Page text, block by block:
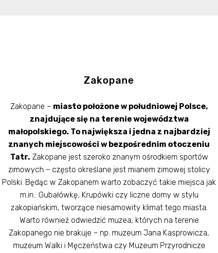
Zakopane
Zakopane – miasto położone w południowej Polsce,
znajdujące się na terenie województwa
małopolskiego. To największa i jedna z najbardziej
znanych miejscowości w bezpośrednim otoczeniu
Tatr. Zakopane jest szeroko znanym ośrodkiem sportów
zimowych – często określane jest mianem zimowej stolicy
Polski. Będąc w Zakopanem warto zobaczyć takie miejsca jak
m.in.: Gubałówkę, Krupówki czy liczne domy w stylu
zakopiańskim, tworzące niesamowity klimat tego miasta.
Warto również odwiedzić muzea, których na terenie
Zakopanego nie brakuje – np. muzeum Jana Kasprowicza,
muzeum Walki i Męczeństwa czy Muzeum Przyrodnicze